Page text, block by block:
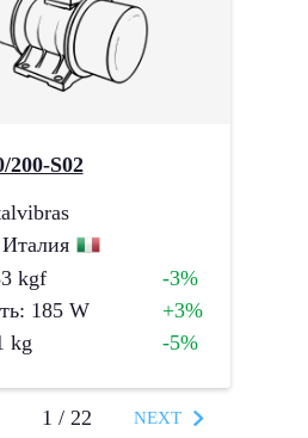
S02
Италия
kgf
-3%
: 185 W
+3%
kg -5%
1 /22 NEXT